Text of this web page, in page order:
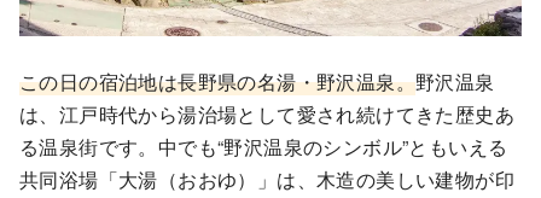
この日の宿泊地は長野県の名湯・野沢温泉。野沢温泉
は、江戸時代から湯治場として愛され続けてきた歴史あ
る温泉街です。中でも“野沢温泉のシンボル”ともいえる
共同浴場「大湯（おおゆ）」は、木造の美しい建物が印